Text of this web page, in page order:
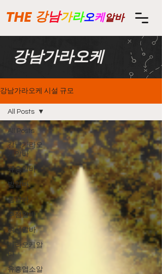
강남가라오케알바
THE
강남가라오케
강남가라오케 시설 규모
All Posts
강남가라오
케알바
유흥알바
밤알바
룸알바
주점알바
여성알바
가라오케알
바
유흥업소알
All Posts